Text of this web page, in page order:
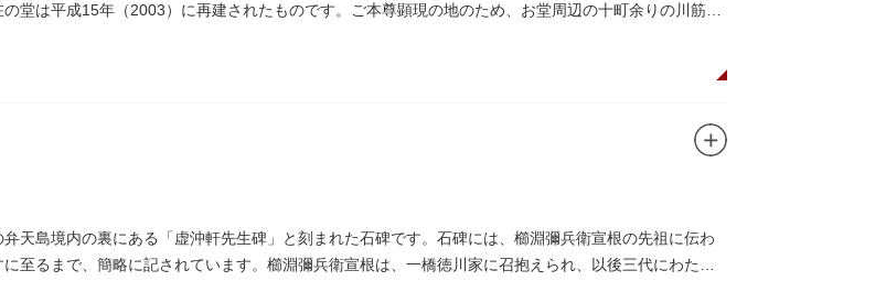
堂は平成15年（2003）に再建されたものです。ご本尊顕現の地のため、お堂周辺の十町余りの川筋は
天島境内の裏にある「虚沖軒先生碑」と刻まれた石碑です。石碑には、櫛淵彌兵衛宣根の先祖に伝わ
至るまで、簡略に記されています。櫛淵彌兵衛宣根は、一橋徳川家に召抱えられ、以後三代にわたっ